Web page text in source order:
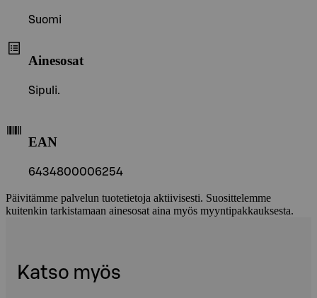
Suomi
Ainesosat
Sipuli.
EAN
6434800006254
Päivitämme palvelun tuotetietoja aktiivisesti. Suosittelemme
kuitenkin tarkistamaan ainesosat aina myös myyntipakkauksesta.
Katso myös